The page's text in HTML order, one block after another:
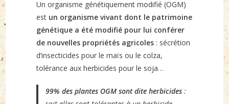
Un organisme génétiquement modifié (OGM)
est un organisme vivant dont le patrimoine
génétique a été modifié pour lui conférer
de nouvelles propriétés agricoles : sécrétion
d’insecticides pour le maïs ou le colza,
tolérance aux herbicides pour le soja…
99% des plantes OGM sont dite herbicides: